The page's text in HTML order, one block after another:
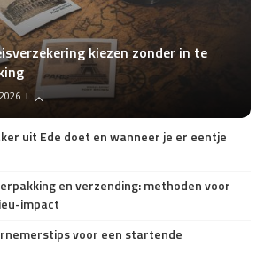
kiezen zonder in te
uit Ede doet en wanneer je er eentje
en verzending: methoden voor
impact
voor een startende